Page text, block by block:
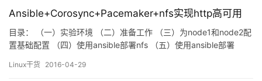
Ansible+Corosync+Pacemaker+nfs实现http高可用
目录： （一）实验环境 （二）准备工作 （三）为node1和node2配
置基础配置 （四）使用ansible部署nfs （五）使用ansible部署
使用crmsh配置http高可用 （八）验证 （九）需要注意的地方
Linux干货 2016-04-29